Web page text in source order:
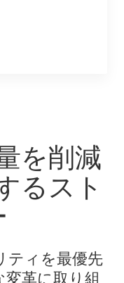
を削減
るスト
ティを最優先
革に取り組